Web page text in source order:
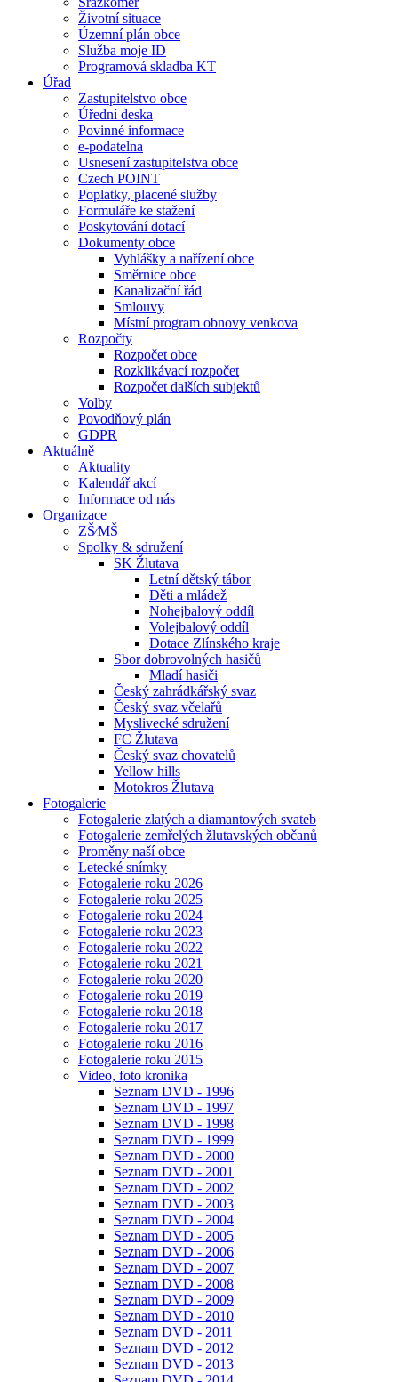
Životní situace
Územní plán obce
Služba moje ID
Programová skladba KT
Úřad
Zastupitelstvo obce
Úřední deska
Povinné informace
e-podatelna
Usnesení zastupitelstva obce
Czech POINT
Poplatky, placené služby
Formuláře ke stažení
Poskytování dotací
Dokumenty obce
Vyhlášky a nařízení obce
Směrnice obce
Kanalizační řád
Smlouvy
Místní program obnovy venkova
Rozpočty
Rozpočet obce
Rozklikávací rozpočet
Rozpočet dalších subjektů
Volby
Povodňový plán
GDPR
Aktuálně
Aktuality
Kalendář akcí
Informace od nás
Organizace
ZŠ⁄MŠ
Spolky & sdružení
SK Žlutava
Letní dětský tábor
Děti a mládež
Nohejbalový oddíl
Volejbalový oddíl
Dotace Zlínského kraje
Sbor dobrovolných hasičů
Mladí hasiči
Český zahrádkářský svaz
Český svaz včelařů
Myslivecké sdružení
FC Žlutava
Český svaz chovatelů
Yellow hills
Motokros Žlutava
Fotogalerie
Fotogalerie zlatých a diamantových svateb
Fotogalerie zemřelých žlutavských občanů
Proměny naší obce
Letecké snímky
Fotogalerie roku 2026
Fotogalerie roku 2025
Fotogalerie roku 2024
Fotogalerie roku 2023
Fotogalerie roku 2022
Fotogalerie roku 2021
Fotogalerie roku 2020
Fotogalerie roku 2019
Fotogalerie roku 2018
Fotogalerie roku 2017
Fotogalerie roku 2016
Fotogalerie roku 2015
Video, foto kronika
Seznam DVD - 1996
Seznam DVD - 1997
Seznam DVD - 1998
Seznam DVD - 1999
Seznam DVD - 2000
Seznam DVD - 2001
Seznam DVD - 2002
Seznam DVD - 2003
Seznam DVD - 2004
Seznam DVD - 2005
Seznam DVD - 2006
Seznam DVD - 2007
Seznam DVD - 2008
Seznam DVD - 2009
Seznam DVD - 2010
Seznam DVD - 2011
Seznam DVD - 2012
Seznam DVD - 2013